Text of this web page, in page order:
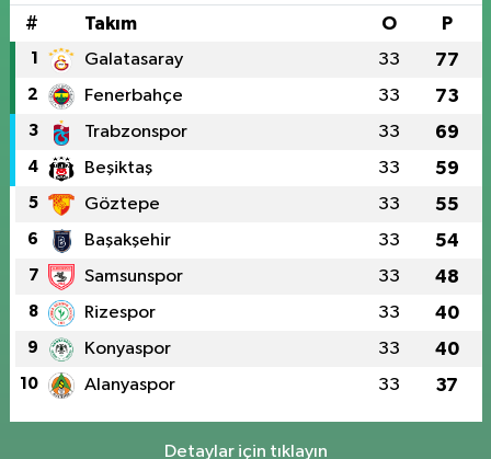
# Takım O P
1 Galatasaray 33 77
2 Fenerbahçe 33 73
3 Trabzonspor 33 69
4 Beşiktaş 33 59
5 Göztepe 33 55
6 Başakşehir 33 54
7 Samsunspor 33 48
8 Rizespor 33 40
9 Konyaspor 33 40
10 Alanyaspor 33 37
Detaylar için tıklayın